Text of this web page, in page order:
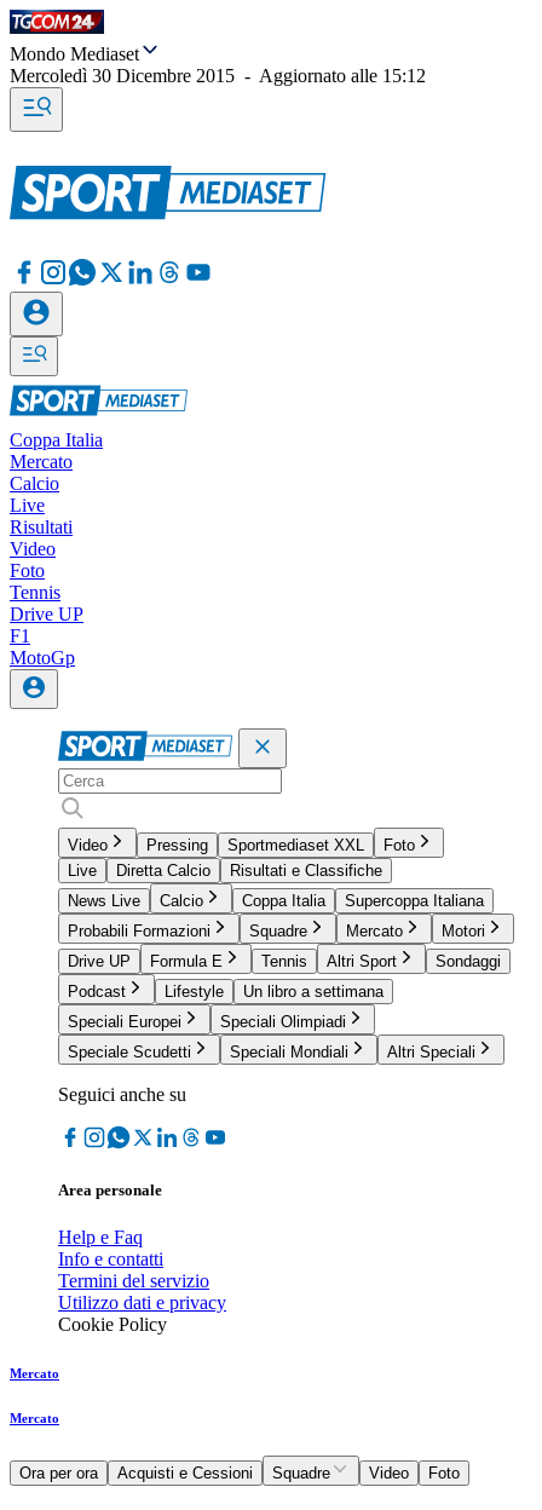
Mondo Mediaset
Mercoledì 30 Dicembre 2015 - Aggiornato alle 15:12
Coppa Italia
Mercato
Calcio
Live
Risultati
Video
Foto
Tennis
Drive UP
F1
MotoGp
Video Pressing Sportmediaset XXL
Foto
Live
Diretta Calcio
Risultati e Classifiche
News Live
Calcio Coppa Italia
Supercoppa Italiana
Probabili Formazioni
Squadre Mercato
Motori
Drive UP
Formula E Tennis Altri Sport
Sondaggi
Podcast
Lifestyle
Un libro a settimana
Speciali Europei
Speciali Olimpiadi
Speciale Scudetti
Speciali Mondiali Altri Speciali
Seguici anche su
Area personale
Help e Faq
Info e contatti
Termini del servizio
Utilizzo dati e privacy
Cookie Policy
Mercato
Mercato
Ora per ora Acquisti e Cessioni Squadre Video Foto